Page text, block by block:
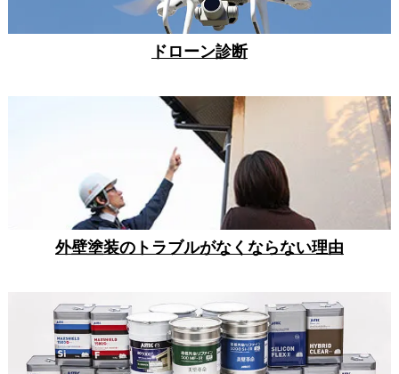
ドローン診断
外壁塗装のトラブルがなくならない理由